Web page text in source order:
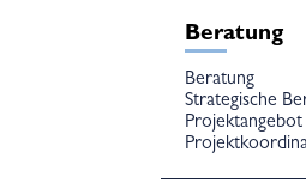
Beratung
Beratung
Strategische
Projektangebot